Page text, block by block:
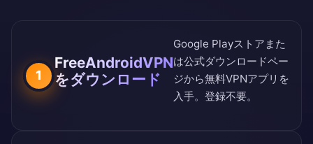
1
FreeAndroidVPN
をダウンロード
Google Playストア また
は公式ダウンロードペー
ジから無料VPNアプリを
入手。登録不要。